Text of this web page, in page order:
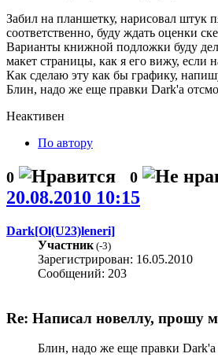
Забил на планшетку, нарисовал штук
соответственно, буду ждать оценки
Варианты книжной подложки буду
макет страницы, как я его вижу, если
Как сделаю эту как бы графику,
Блин, надо же еще правки Dark'а
Неактивен
По автору
0 0
20.08.2010 10:15
Dark[Ol(U23)leneri]
Участник(-3)
Зарегистрирован: 16.05.2010
Сообщений: 203
Re: Написал новеллу, прошу
Блин, надо же еще правки Dark'а